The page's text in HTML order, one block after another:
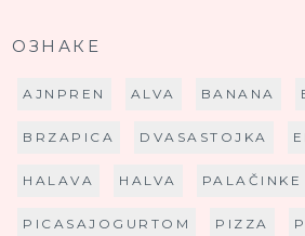
ОЗНАКЕ
AJNPREN ALVA BANANA
BRZAPICA DVASASTOJKA
HALAVA HALVA PALAČINKE
PICASAJOGURTOM PIZZA